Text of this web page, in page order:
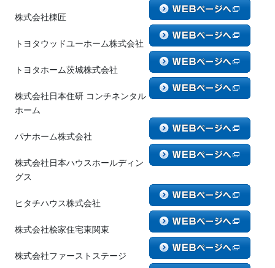
株式会社棟匠
トヨタウッドユーホーム株式会社
トヨタホーム茨城株式会社
株式会社日本住研 コンチネンタル
ホーム
パナホーム株式会社
株式会社日本ハウスホールディン
グス
ヒタチハウス株式会社
株式会社桧家住宅東関東
株式会社ファーストステージ